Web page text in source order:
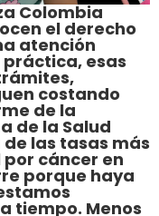
Colombia
el derecho
atención
esas
costando
de la
de la Salud
las tasas más
cáncer en
porque haya
tiempo. Menos